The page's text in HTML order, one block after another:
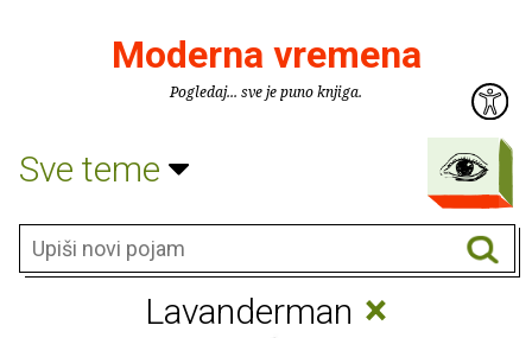
Moderna vremena
Pogledaj... sve je puno knjiga.
Sve teme
Lavanderman ×